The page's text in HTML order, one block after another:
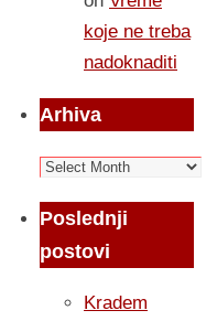
koje ne treba
nadoknaditi
Arhiva
Arhiva
Poslednji
postovi
Kradem